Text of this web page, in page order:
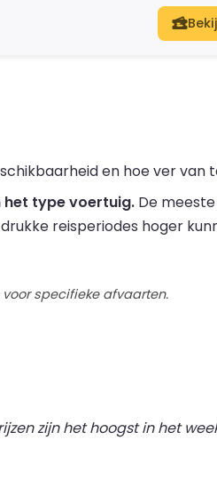
en hoe ver van
het type voertuig. De
reisperiodes hoger
specifieke afvaarten.
zijn het hoogst in het